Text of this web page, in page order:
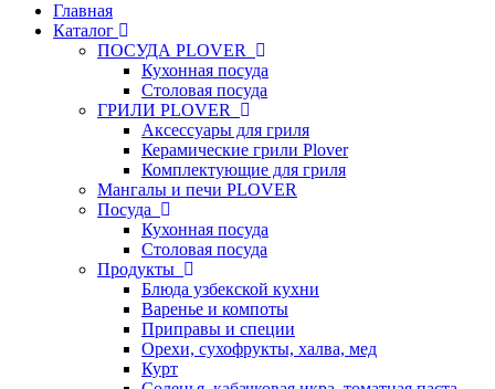
Главная
Каталог
ПОСУДА PLOVER
Кухонная посуда
Столовая посуда
ГРИЛИ PLOVER
Аксессуары для гриля
Керамические грили Plover
Комплектующие для гриля
Мангалы и печи PLOVER
Посуда
Кухонная посуда
Столовая посуда
Продукты
Блюда узбекской кухни
Варенье и компоты
Приправы и специи
Орехи, сухофрукты, халва, мед
Курт